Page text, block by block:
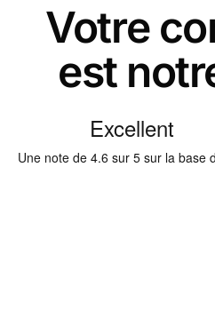
Votre
est